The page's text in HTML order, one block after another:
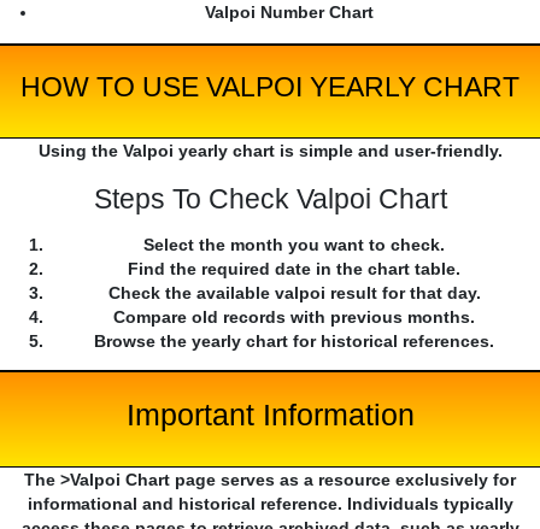
Valpoi Number Chart
HOW TO USE VALPOI YEARLY CHART
Using the Valpoi yearly chart is simple and user-friendly.
Steps To Check Valpoi Chart
Select the month you want to check.
Find the required date in the chart table.
Check the available valpoi result for that day.
Compare old records with previous months.
Browse the yearly chart for historical references.
Important Information
The >Valpoi Chart page serves as a resource exclusively for
informational and historical reference. Individuals typically